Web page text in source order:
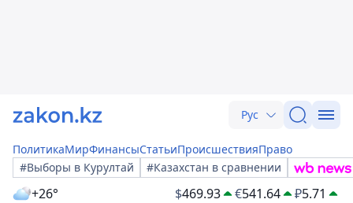
Рус
ПолитикаМирФинансыСтатьиПроисшествияПраво
#Выборы в Курултай
#Казахстан в сравнении
+26° $469.93 €541.64 ₽5.71